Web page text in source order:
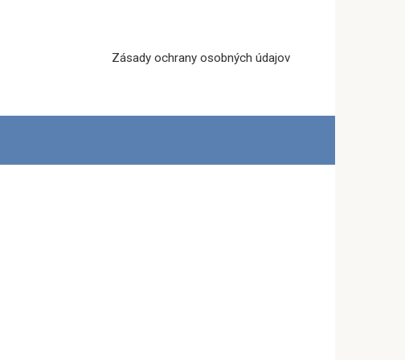
Zásady ochrany osobných údajov